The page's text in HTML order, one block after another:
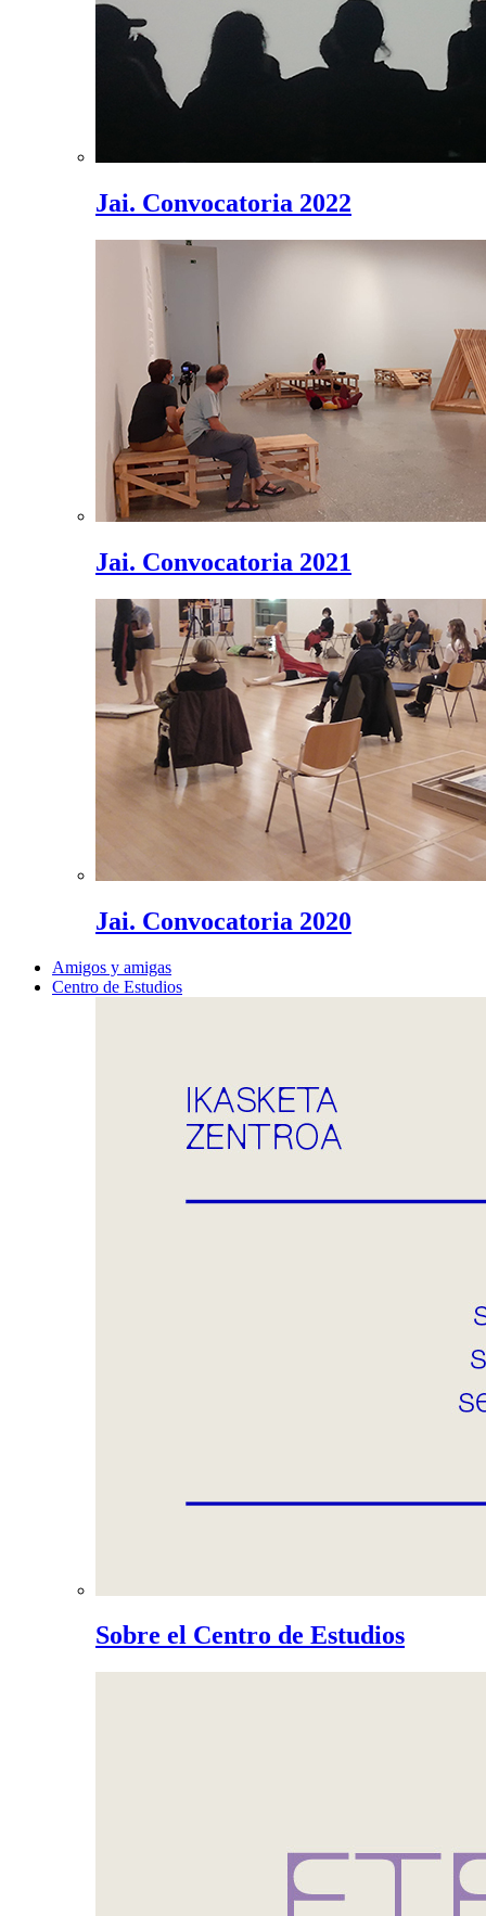
Jai. Convocatoria 2022
Jai. Convocatoria 2021
Jai. Convocatoria 2020
Amigos y amigas
Centro de Estudios
Sobre el Centro de Estudios